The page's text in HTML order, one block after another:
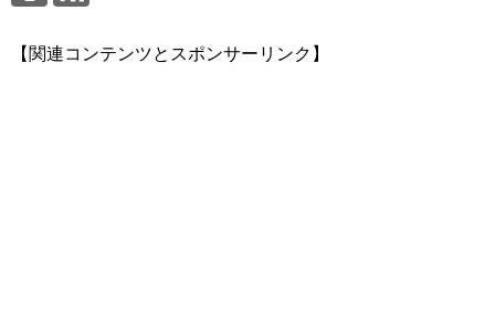
【関連コンテンツとスポンサーリンク】